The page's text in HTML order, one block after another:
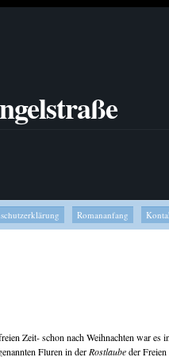
Romananfang
Zeit- schon nach Weihnachten war es in
Fluren in der Rostlaubeder Freien